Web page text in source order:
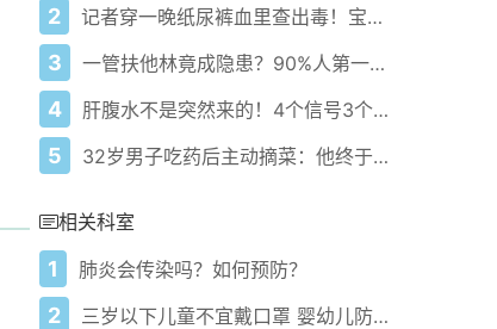
2 记者穿一晚纸尿裤血里查出毒！宝宝血液浓度竟是成人的5倍？
3 一管扶他林竟成隐患？90%人第一步就错了！
4 肝腹水不是突然来的！4个信号3个管理要点别等肚子鼓起来
5 32岁男子吃药后主动摘菜：他终于活过来了？
相关科室
1 肺炎会传染吗？如何预防？
2 三岁以下儿童不宜戴口罩 婴幼儿防流感还得做好这几件事